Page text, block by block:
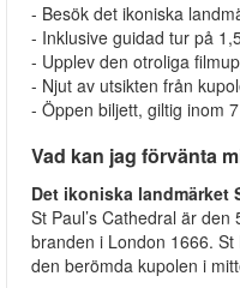
- Besök det ikoniska
- Inklusive guidad tur på
- Upplev den otroliga
- Njut av utsikten från
- Öppen biljett, giltig inom
Vad kan jag förvänta
Det ikoniska landmärket
St Paul’s Cathedral är
branden i London 1666.
den berömda kupolen i